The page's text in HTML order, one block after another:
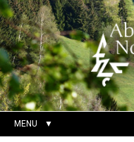
Aller
au
contenu.
|
Aller
à
la
navigation
Outils
personnels
Chercher par
Recherche
avancée…
MENU